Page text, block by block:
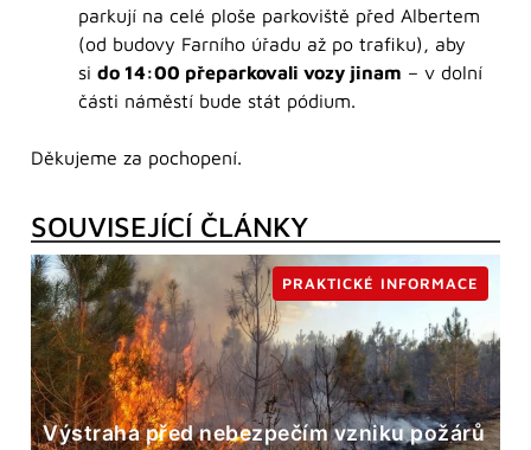
parkují na celé ploše parkoviště před Albertem
(od budovy Farního úřadu až po trafiku), aby
si do 14:00 přeparkovali vozy jinam – v dolní
části náměstí bude stát pódium.
Děkujeme za pochopení.
SOUVISEJÍCÍ ČLÁNKY
Výstraha před nebezpečím vzniku požárů
PRAKTICKÉ INFORMACE